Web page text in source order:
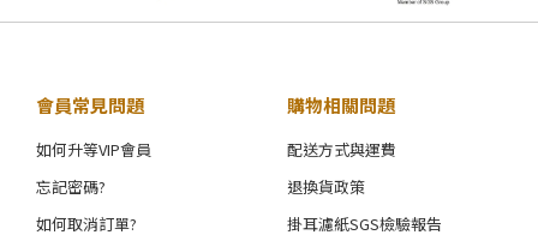
會員常見問題
如何升等VIP會員
忘記密碼?
如何取消訂單?
購物相關問題
配送方式與運費
退換貨政策
掛耳濾紙SGS檢驗報告